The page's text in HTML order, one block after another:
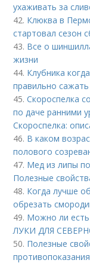
ухаживать за
42. Клюква в
стартовал сезон
43. Все о
жизни
44. Клубника
правильно
45.Скороспелка
по даче ранними
Скороспелка:
46. В каком
полового
47. Мед из липы
Полезные
48. Когда лучше
обрезать
49. Можно ли
ЛУКИ ДЛЯ
50. Полезные